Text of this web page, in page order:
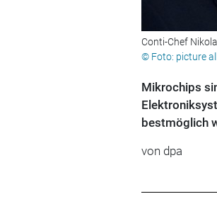
Conti-Chef
© Foto: picture
Mikrochips
bestmöglich
von dpa